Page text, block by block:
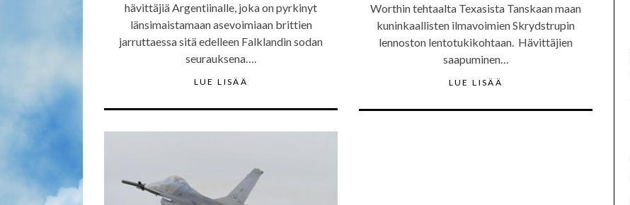
hävittäjiä Argentiinalle, joka on pyrkinyt
länsimaistamaan asevoimiaan brittien
jarruttaessa sitä edelleen Falklandin sodan
seurauksena….
LUE LISÄÄ
Worthin tehtaalta Texasista Tanskaan maan
kuninkaallisten ilmavoimien Skrydstrupin
lennoston lentotukikohtaan. Hävittäjien
saapuminen…
LUE LISÄÄ